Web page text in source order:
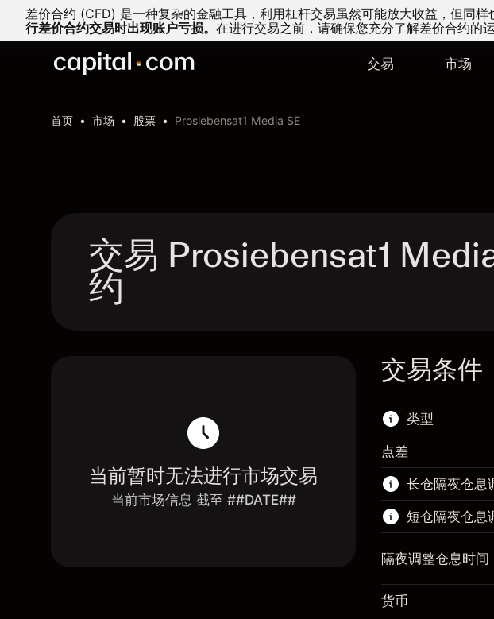
差价合约 (CFD) 是一种复杂的金融工具，利用杠杆交易虽然可能放大收益，但同样
行差价合约交易时出现账户亏损。 在进行交易之前，请确保您充分了解差价合约的
交易 市场
首页 市场 股票 Prosiebensat1 Media SE
交易 Prosiebensat1
约
当前暂时无法进行市场交易
当前市场信息 截至 ##DATE##
交易条件
类型
该金融市场可
了解更多:
差价合约
点差
长仓隔夜仓息
短仓隔夜仓息
隔夜调整仓息时间
货币